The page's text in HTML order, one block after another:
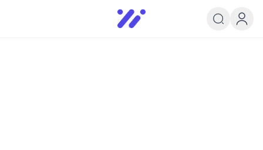
Infoedu
Ta&#039;lim xabarlari va